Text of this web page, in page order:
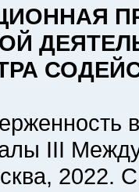
III
2022.